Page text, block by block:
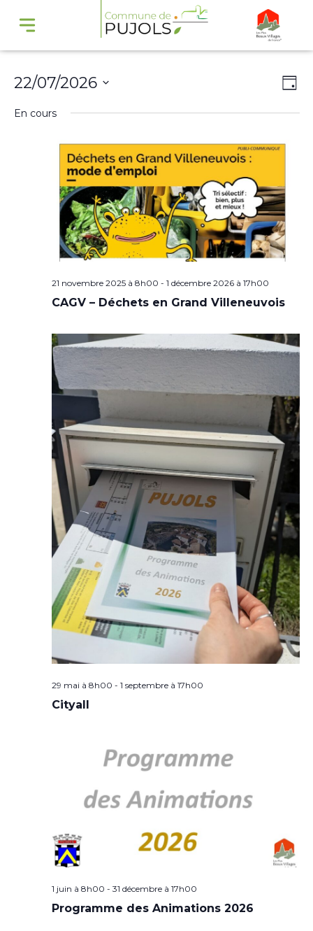
Jour
22/07/2026
En cours
21 novembre 2025 à 8h00 - 1 décembre 2026 à 17h00
CAGV – Déchets en Grand Villeneuvois
29 mai à 8h00 - 1 septembre à 17h00
Cityall
1 juin à 8h00 - 31 décembre à 17h00
Programme des Animations 2026